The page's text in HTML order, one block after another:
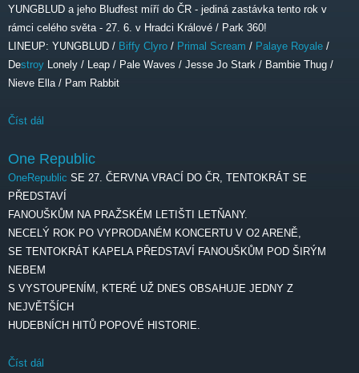
YUNGBLUD a jeho Bludfest míří do ČR - jediná zastávka tento rok v
rámci celého světa - 27. 6. v Hradci Králové / Park 360!
LINEUP: YUNGBLUD / Biffy Clyro / Primal Scream / Palaye Royale /
Destroy Lonely / Leap / Pale Waves / Jesse Jo Stark / Bambie Thug /
Nieve Ella / Pam Rabbit
Číst dál
One Republic
OneRepublic SE 27. ČERVNA VRACÍ DO ČR, TENTOKRÁT SE
PŘEDSTAVÍ
FANOUŠKŮM NA PRAŽSKÉM LETIŠTI LETŇANY.
NECELÝ ROK PO VYPRODANÉM KONCERTU V O2 ARENĚ,
SE TENTOKRÁT KAPELA PŘEDSTAVÍ FANOUŠKŮM POD ŠIRÝM
NEBEM
S VYSTOUPENÍM, KTERÉ UŽ DNES OBSAHUJE JEDNY Z
NEJVĚTŠÍCH
HUDEBNÍCH HITŮ POPOVÉ HISTORIE.
Číst dál